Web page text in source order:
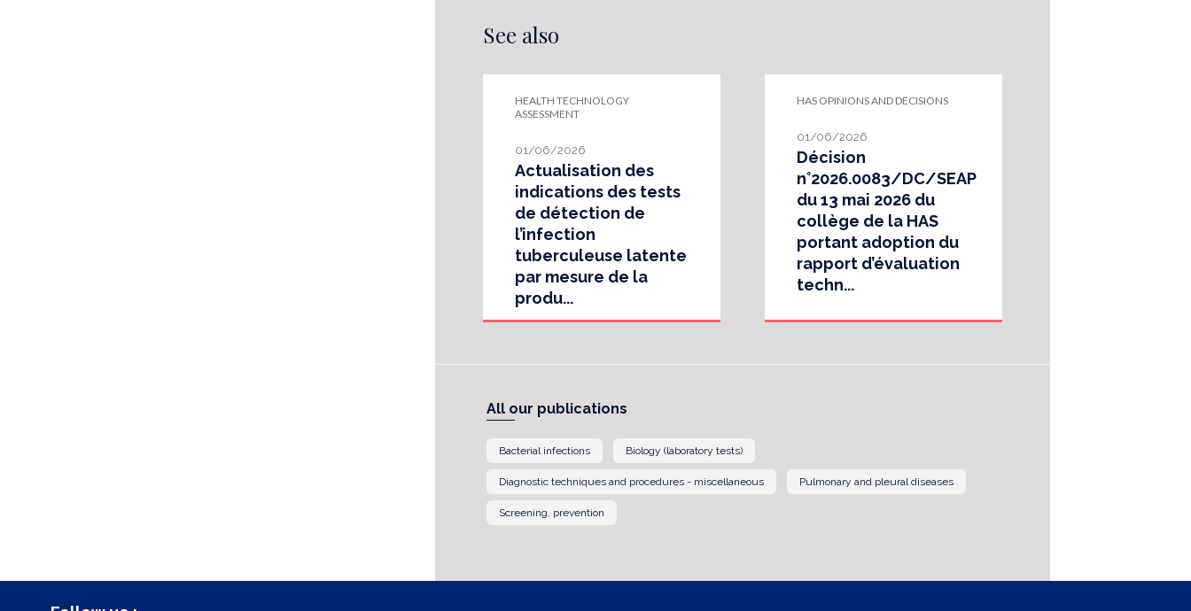
See also
HEALTH TECHNOLOGY
ASSESSMENT
01/06/2026
Actualisation des
indications des tests
de détection de
l’infection
tuberculeuse latente
par mesure de la
produ...
HAS OPINIONS AND DECISIONS
01/06/2026
Décision
n°2026.0083/DC/SEAP
du 13 mai 2026 du
collège de la HAS
portant adoption du
rapport d’évaluation
techn...
All our publications
Bacterial infections Biology (laboratory tests)
Diagnostic techniques and procedures - miscellaneous Pulmonary and pleural diseases
Screening, prevention